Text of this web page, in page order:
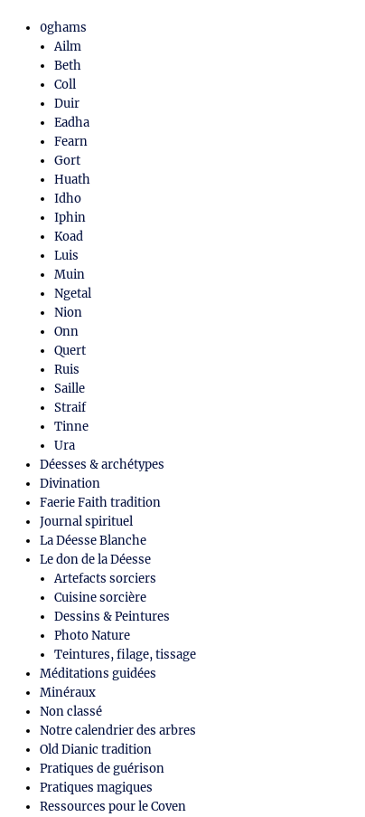
0ghams
Ailm
Beth
Coll
Duir
Eadha
Fearn
Gort
Huath
Idho
Iphin
Koad
Luis
Muin
Ngetal
Nion
Onn
Quert
Ruis
Saille
Straif
Tinne
Ura
Déesses & archétypes
Divination
Faerie Faith tradition
Journal spirituel
La Déesse Blanche
Le don de la Déesse
Artefacts sorciers
Cuisine sorcière
Dessins & Peintures
Photo Nature
Teintures, filage, tissage
Méditations guidées
Minéraux
Non classé
Notre calendrier des arbres
Old Dianic tradition
Pratiques de guérison
Pratiques magiques
Ressources pour le Coven